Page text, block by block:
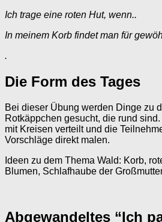
Ich trage eine roten Hut, wenn..
In meinem Korb findet man für
.
Die Form des Tages
Bei dieser Übung werden Dinge zu
Rotkäppchen gesucht, die rund
mit Kreisen verteilt und die
Vorschläge direkt malen.
Ideen zu dem Thema Wald: Korb,
Blumen, Schlafhaube der
Abgewandeltes “Ich